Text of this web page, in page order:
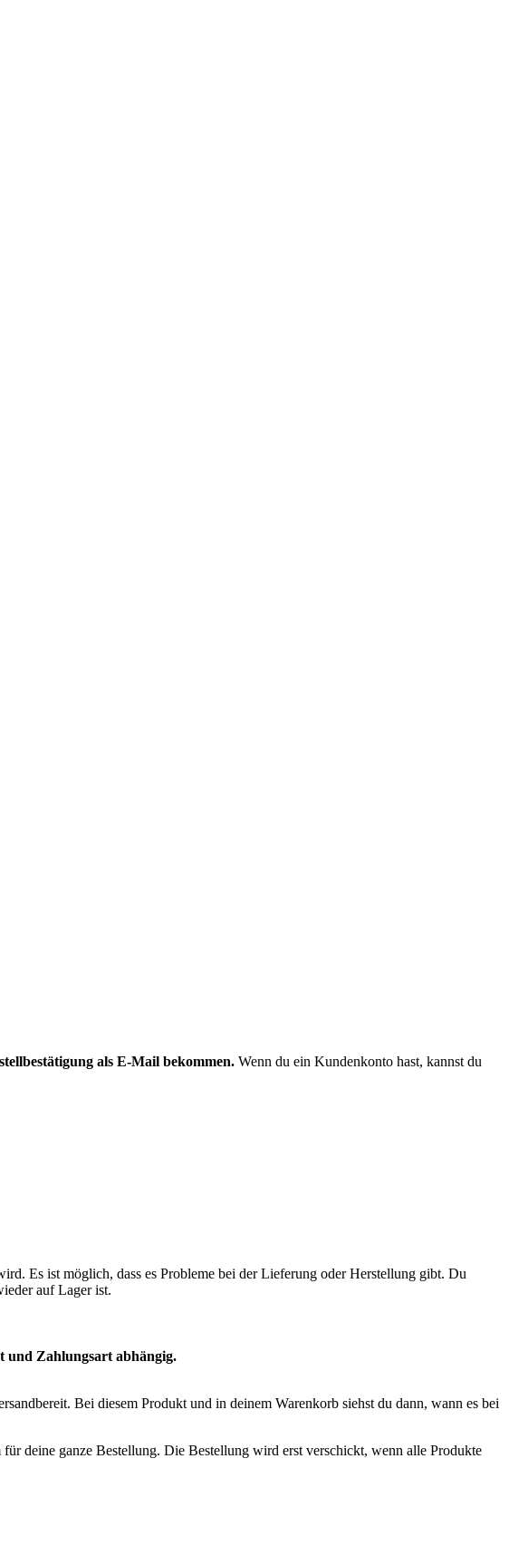
als E-Mail bekommen. Wenn du ein Kundenkonto hast, kannst du
Es ist möglich, dass es Probleme bei der Lieferung oder Herstellung gibt. Du
auf Lager ist.
und Zahlungsart abhängig.
Bei diesem Produkt und in deinem Warenkorb siehst du dann, wann es bei
deine ganze Bestellung. Die Bestellung wird erst verschickt, wenn alle Produkte